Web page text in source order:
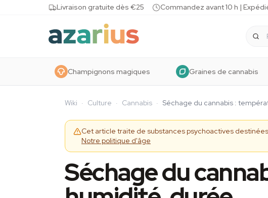
Skip to contentLivraison gratuite dès €25 Commandez avant 10 h |
Champignons magiques Graines de cannabis
Wiki · Culture · Cannabis · Séchage du cannabis :
Cet article traite de substances psychoactives
Notre politique d'âge
Séchage du